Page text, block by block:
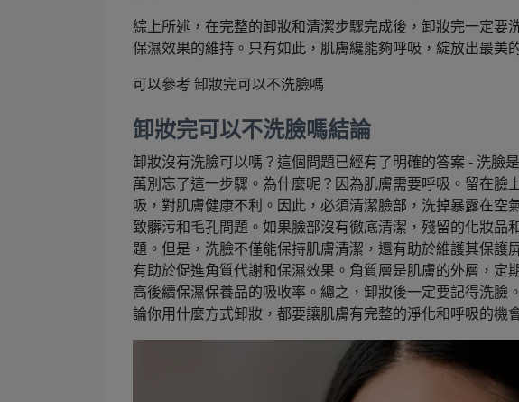
綜上所述，在完整的卸妝和清潔步驟完成後，卸妝完一定要
保濕效果的維持。只有如此，肌膚纔能夠呼吸，綻放出最美
可以參考 卸妝完可以不洗臉嗎
卸妝完可以不洗臉嗎結論
卸妝沒有洗臉可以嗎？這個問題已經有了明確的答案 - 洗臉
萬別忘了這一步驟。為什麼呢？因為肌膚需要呼吸。留在臉
吸，對肌膚健康不利。因此，必須清潔臉部，洗掉暴露在空
致髒污和毛孔問題。如果臉部沒有徹底清潔，殘留的化妝品
題。但是，洗臉不僅能保持肌膚清潔，還有助於維護其保護
有助於促進角質代謝和保濕效果。角質層是肌膚的外層，定
高後續保濕保養品的吸收率。總之，卸妝後一定要記得洗臉
論你用什麼方式卸妝，都要讓肌膚有完整的淨化和呼吸的機